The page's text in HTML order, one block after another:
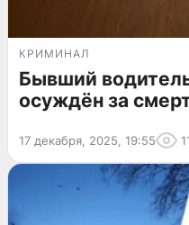
КРИМИНАЛ
Бывший
осуждён за
17 декабря, 2025, 19:55